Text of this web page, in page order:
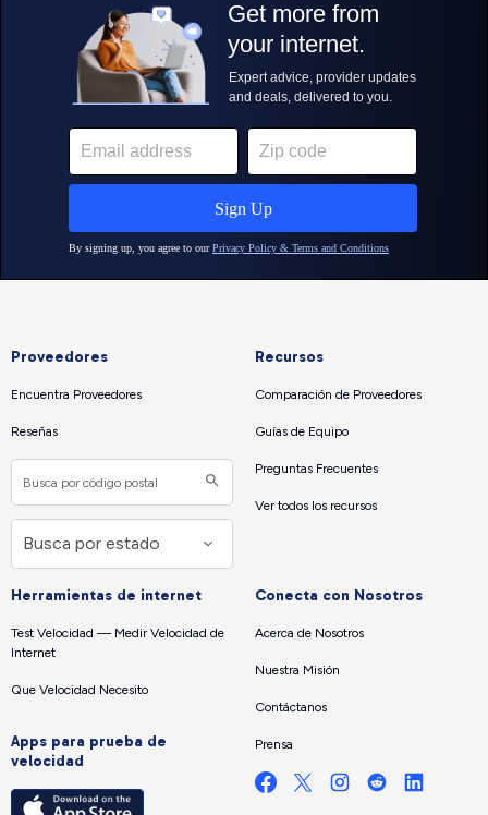
Proveedores
Encuentra Proveedores
Reseñas
Recursos
Comparación de Proveedores
Guías de Equipo
Preguntas Frecuentes
Ver todos los recursos
Herramientas de internet
Test Velocidad — Medir Velocidad de
Internet
Que Velocidad Necesito
Apps para prueba de
velocidad
Conecta con Nosotros
Acerca de Nosotros
Nuestra Misión
Contáctanos
Prensa